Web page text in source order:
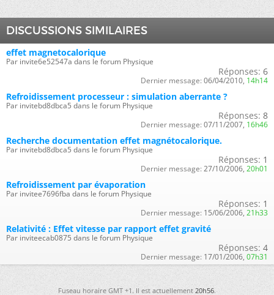
DISCUSSIONS SIMILAIRES
effet magnetocalorique
Par invite6e52547a dans le forum Physique
Réponses: 6
Dernier message: 06/04/2010, 14h14
Refroidissement processeur : simulation aberrante ?
Par invitebd8dbca5 dans le forum Physique
Réponses: 8
Dernier message: 07/11/2007, 16h46
Recherche documentation effet magnétocalorique.
Par invitebd8dbca5 dans le forum Physique
Réponses: 1
Dernier message: 27/10/2006, 20h01
Refroidissement par évaporation
Par invitee7696fba dans le forum Physique
Réponses: 1
Dernier message: 15/06/2006, 21h33
Relativité : Effet vitesse par rapport effet gravité
Par inviteecab0875 dans le forum Physique
Réponses: 4
Dernier message: 17/01/2006, 07h31
Fuseau horaire GMT +1. Il est actuellement20h56.